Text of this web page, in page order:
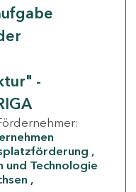
-
und Technologie